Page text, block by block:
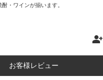
・ワインが揃います。
person_add
お客様レビュー